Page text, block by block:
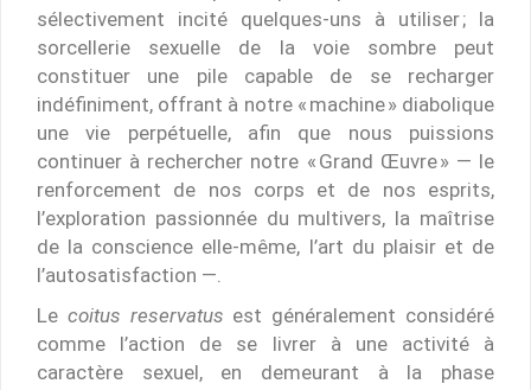
sélectivement incité quelques-uns à utiliser ; la
sorcellerie sexuelle de la voie sombre peut
constituer une pile capable de se recharger
indéfiniment, offrant à notre « machine » diabolique
une vie perpétuelle, afin que nous puissions
continuer à rechercher notre « Grand Œuvre » — le
renforcement de nos corps et de nos esprits,
l’exploration passionnée du multivers, la maîtrise
de la conscience elle-même, l’art du plaisir et de
l’autosatisfaction —.
Le coitus reservatus est généralement considéré
comme l’action de se livrer à une activité à
caractère sexuel, en demeurant à la phase